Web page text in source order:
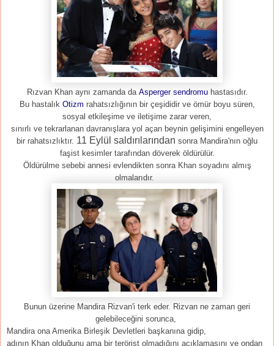
Rızvan Khan aynı zamanda da Asperger sendromuhastasıdır.
Bu hastalık Otizm rahatsızlığının bir çeşididir ve ömür boyu süren,
sosyal etkileşime ve iletişime zarar veren,
sınırlı ve tekrarlanan davranışlara yol açan beynin gelişimini engelleyen
bir rahatsızlıktır. 11 Eylül saldırılarından sonra Mandira'nın oğlu
faşist kesimler tarafından döverek öldürülür.
Öldürülme sebebi annesi evlendikten sonra Khan soyadını almış
olmalarıdır.
Bunun üzerine Mandira Rizvan'i terk eder. Rizvan ne zaman geri
gelebileceğini sorunca,
Mandira ona Amerika Birleşik Devletleri başkanına gidip,
adının Khan olduğunu ama bir terörist olmadığını açıklamasını ve ondan